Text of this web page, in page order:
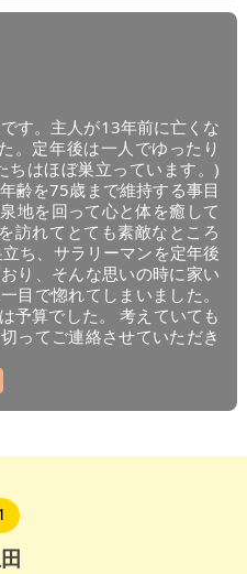
す。主人が13年前に亡くな
。定年後は一人でゆったり
ちはほぼ巣立っています。)
齢を75歳まで維持する事目
地を回って心と体を癒して
訪れてとても素敵なところ
ち、サラリーマンを定年後
り、そんな思いの時に家い
目で惚れてしまいました。
予算でした。 考えていても
ってご連絡させていただき